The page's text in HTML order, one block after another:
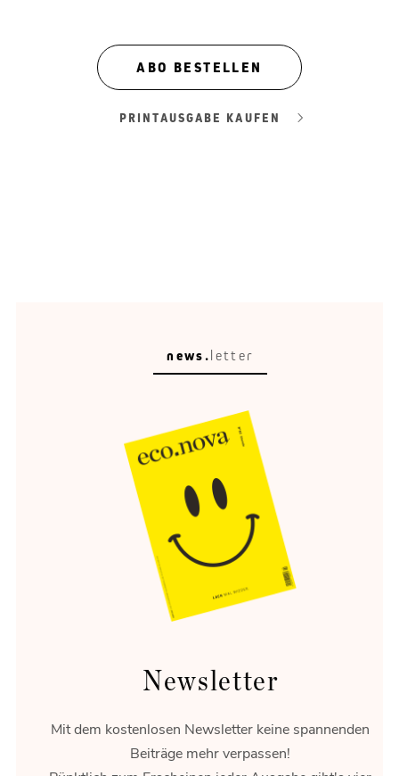
ABO BESTELLEN
PRINTAUSGABE KAUFEN
Circular Escape
Eine schöne Umgebung verändert, wie wir reisen,
entspannen und erinnern.
news.letter
Newsletter
Mit dem kostenlosen Newsletter keine spannenden
Beiträge mehr verpassen!